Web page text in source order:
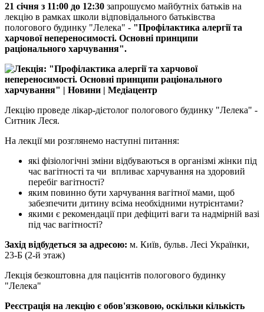
21 січня з 11:00 до 12:30 запрошуємо майбутніх батьків на
лекцію в рамках школи відповідального батьківства
пологового будинку "Лелека" - "Профілактика алергії та
харчової непереносимості. Основні принципи
раціонального харчування".
Лекцію проведе лікар-дієтолог пологового будинку "Лелека" -
Ситник Леся.
На лекції ми розглянемо наступні питання:
які фізіологічні зміни відбуваються в організмі жінки під
час вагітності та чи впливає харчування на здоровий
перебіг вагітності?
яким повинно бути харчування вагітної мами, щоб
забезпечити дитину всіма необхідними нутрієнтами?
якими є рекомендації при дефіциті ваги та надмірній вазі
під час вагітності?
Захід відбудеться за адресою: м. Київ, бульв. Лесі Українки,
23-Б (2-й этаж)
Лекція безкоштовна для пацієнтів пологового будинку
"Лелека"
Реєстрація на лекцію є обов'язковою, оскільки кількість